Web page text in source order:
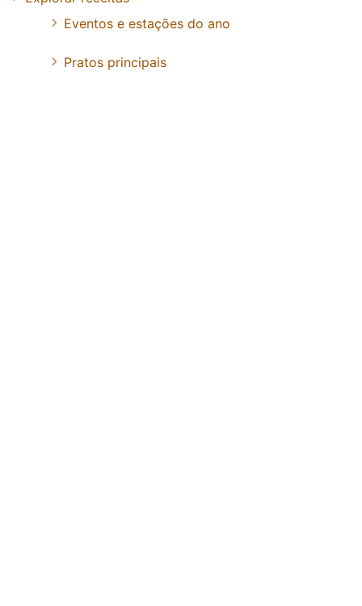
Eventos e estações do ano
Pratos principais